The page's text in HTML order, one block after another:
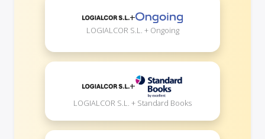
+
LOGIALCOR S.L. + Ongoing
+
LOGIALCOR S.L. + Standard Books